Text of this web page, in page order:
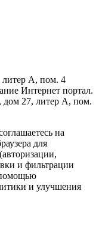
литер А, пом. 4
Интернет портал.
дом 27, литер А, пом.
на
для
и фильтрации
помощью
и улучшения